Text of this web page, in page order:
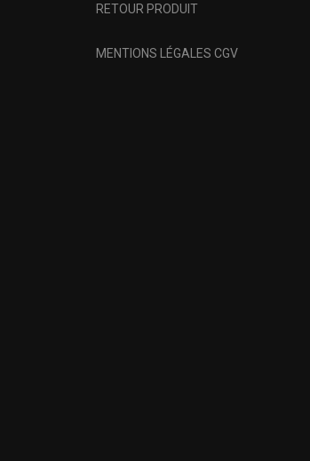
RETOUR PRODUIT
MENTIONS LÉGALES CGV